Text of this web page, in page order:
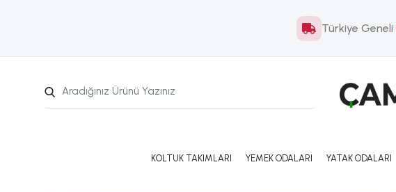
Türkiye Geneli
KOLTUK TAKIMLARI YEMEK ODALARI YATAK ODALARI